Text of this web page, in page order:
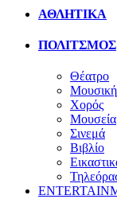
ΑΘΛΗΤΙΚΑ
ΠΟΛΙΤΣΜΟΣ
Θέατρο
Μουσική
Χορός
Μουσεία
Σινεμά
Βιβλίο